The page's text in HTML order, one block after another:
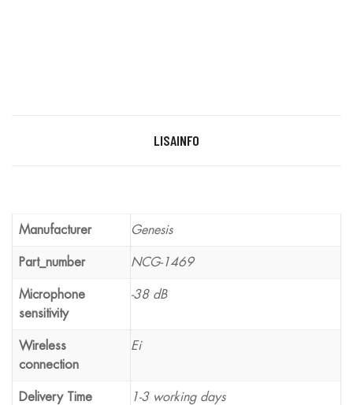
LISAINFO
Manufacturer Genesis
Part_number NCG-1469
Microphone
sensitivity
-38 dB
Wireless
connection
Ei
Delivery Time 1-3 working days